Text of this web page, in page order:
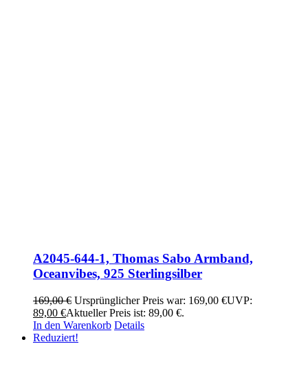
A2045-644-1, Thomas Sabo Armband,
Oceanvibes, 925 Sterlingsilber
169,00€ Ursprünglicher Preis war: 169,00 €UVP:
89,00 €Aktueller Preis ist: 89,00 €.
In den Warenkorb Details
Reduziert!